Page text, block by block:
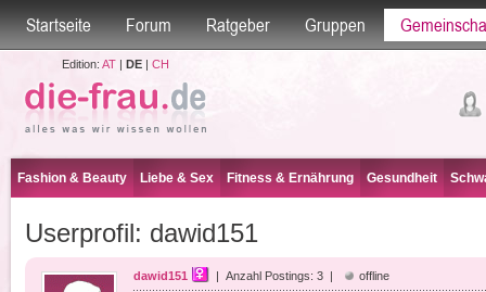
Startseite Forum Ratgeber Gruppen
Edition: AT| DE| CH
Fashion & Beauty Liebe & Sex Fitness & Ernährung Gesundheit
Userprofil: dawid151
dawid151 | Anzahl Postings: 3 | offline